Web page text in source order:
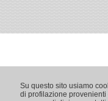
Su questo sito usiamo
di profilazione